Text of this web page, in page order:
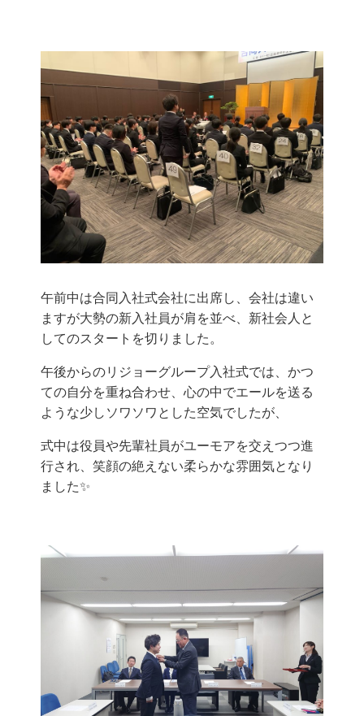
午前中は合同入社式会社に出席し、会社は違い
ますが大勢の新入社員が肩を並べ、新社会人と
してのスタートを切りました。
午後からのリジョーグループ入社式では、かつ
ての自分を重ね合わせ、心の中でエールを送る
ような少しソワソワとした空気でしたが、
式中は役員や先輩社員がユーモアを交えつつ進
行され、笑顔の絶えない柔らかな雰囲気となり
ました✨